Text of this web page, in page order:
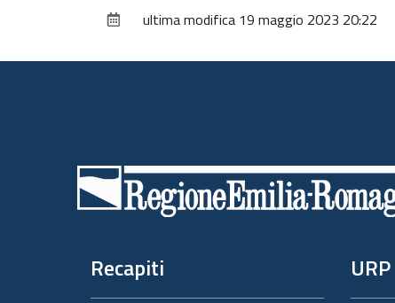
ultima modifica 19 maggio 2023 20:22
Recapiti URP